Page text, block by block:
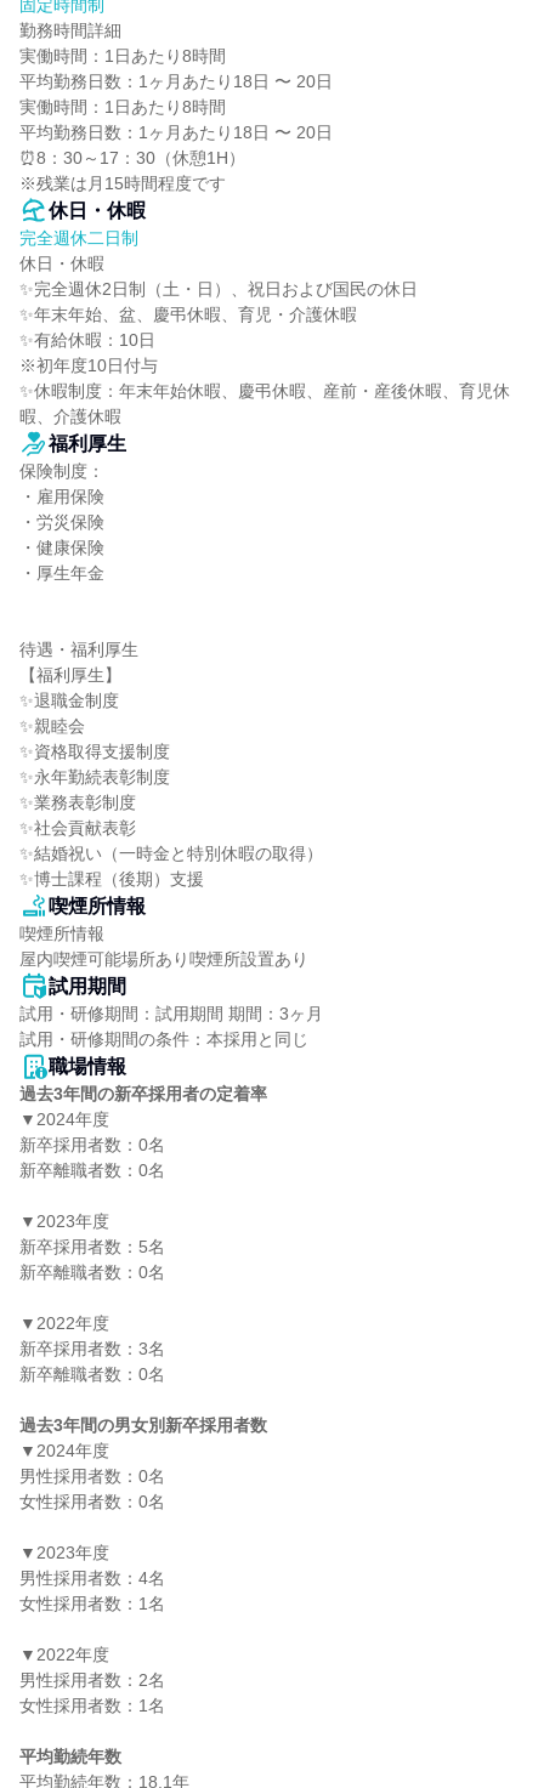
固定時間制
勤務時間詳細
実働時間：1日あたり8時間
平均勤務日数：1ヶ月あたり18日 〜 20日
実働時間：1日あたり8時間
平均勤務日数：1ヶ月あたり18日 〜 20日
⏰8：30～17：30（休憩1H）
※残業は月15時間程度です
休日・休暇
完全週休二日制
休日・休暇
✨完全週休2日制（土・日）、祝日および国民の休日
✨年末年始、盆、慶弔休暇、育児・介護休暇
✨有給休暇：10日
※初年度10日付与
✨休暇制度：年末年始休暇、慶弔休暇、産前・産後休暇、育児休
暇、介護休暇
福利厚生
保険制度：
・雇用保険
・労災保険
・健康保険
・厚生年金
待遇・福利厚生
【福利厚生】
✨退職金制度
✨親睦会
✨資格取得支援制度
✨永年勤続表彰制度
✨業務表彰制度
✨社会貢献表彰
✨結婚祝い（一時金と特別休暇の取得）
✨博士課程（後期）支援
喫煙所情報
喫煙所情報
屋内喫煙可能場所あり喫煙所設置あり
試用期間
試用・研修期間：試用期間 期間：3ヶ月
職場情報
過去3年間の新卒採用者の定着率
▼2024年度
新卒採用者数：0名
新卒離職者数：0名
▼2023年度
新卒採用者数：5名
新卒離職者数：0名
▼2022年度
新卒採用者数：3名
新卒離職者数：0名
過去3年間の男女別新卒採用者数
▼2024年度
男性採用者数：0名
女性採用者数：0名
▼2023年度
男性採用者数：4名
女性採用者数：1名
▼2022年度
男性採用者数：2名
女性採用者数：1名
平均勤続年数